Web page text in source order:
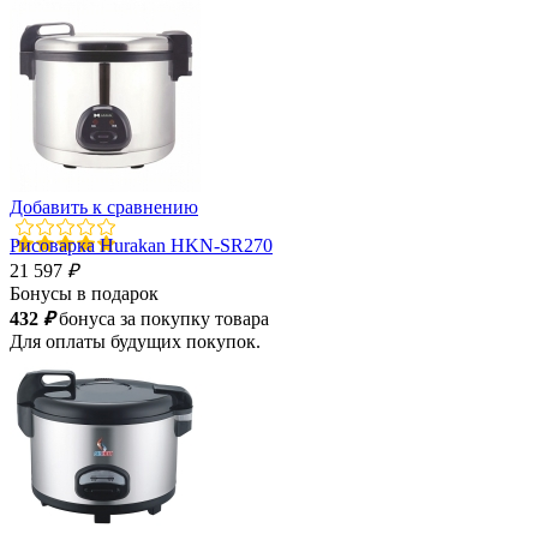
Добавить к сравнению
Рисоварка Hurakan HKN-SR270
21 597 ₽
Бонусы в подарок
432 ₽бонуса за покупку товара
Для оплаты будущих покупок.